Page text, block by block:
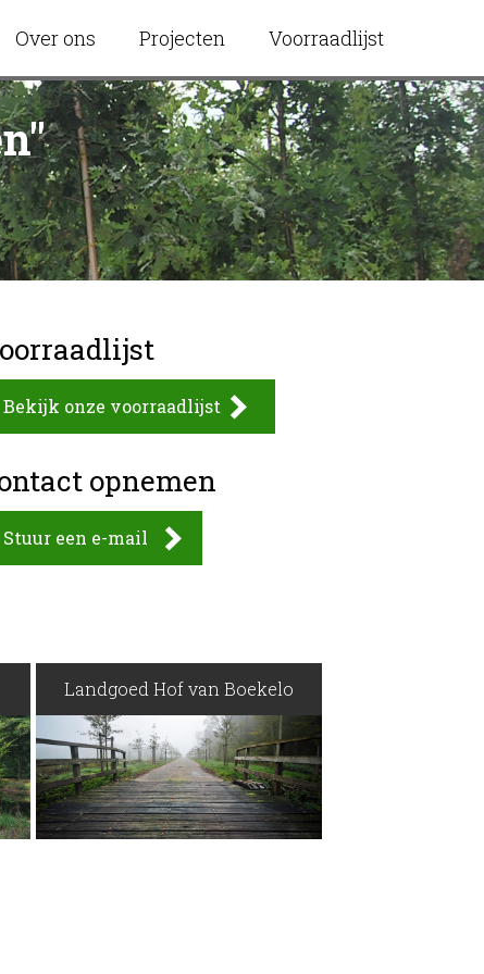
Over ons Projecten Voorraadlijst
Bekijk onze voorraadlijst
opnemen
Stuur een e-mail
Landgoed Hof van Boekelo